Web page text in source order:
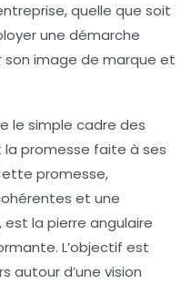
quelle que soit
une démarche
image de marque et
le simple cadre des
la promesse faite à ses
promesse,
et une
la pierre angulaire
L’objectif est
autour d’une vision